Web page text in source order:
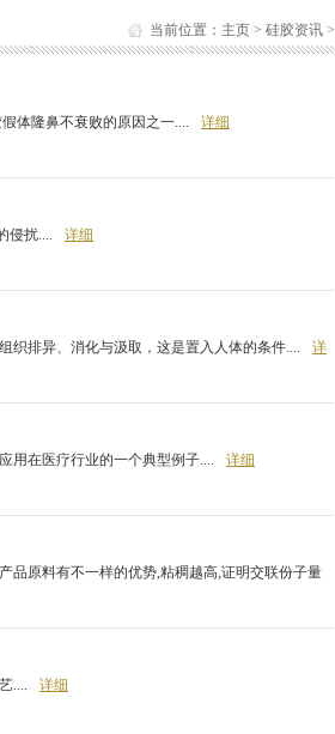
当前位置： 主页 > 硅胶资讯 >
体隆鼻不衰败的原因之一....
详细
侵扰....
详细
织排异、消化与汲取，这是置入人体的条件....
详
用在医疗行业的一个典型例子....
详细
品原料有不一样的优势,粘稠越高,证明交联份子量
....
详细